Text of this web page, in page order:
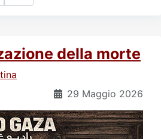
della morte
29 Maggio 2026